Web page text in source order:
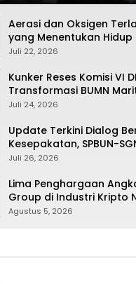
Aerasi dan Oksigen
yang Menentukan
Juli 22, 2026
Kunker Reses Komisi VI
Transformasi BUMN
Kawal Penguatan Sektor
Juli 24, 2026
Update Terkini Dialog
Kesepakatan, SPBUN-
Nasional Setelah Holding
Juli 26, 2026
Lima Penghargaan
Group di Industri Kripto
Agustus 5, 2026